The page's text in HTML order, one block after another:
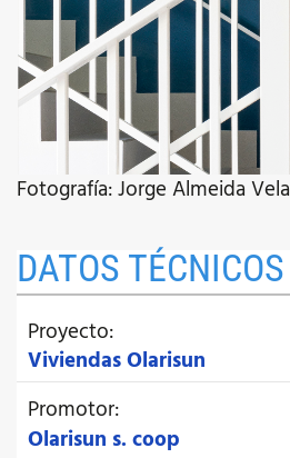
Fotografía: Jorge Almeida Vela
DATOS TÉCNICOS
Proyecto:
Viviendas Olarisun
Promotor:
Olarisun s. coop